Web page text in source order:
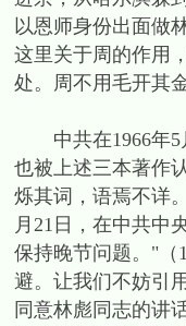
以恩师身份出面做
这里关于周的作用
处。周不用毛开其
中共在1966年5
也被上述三本著作
烁其词，语焉不详
月21日，在中共中
保持晚节问题。"（
避。让我们不妨引
同意林彪同志的讲